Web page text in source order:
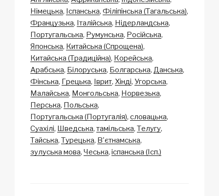
y
Li
n
k
e
b
o
o
k
s
A
p
p
p
c
h
at
e
Німецька Іспанська Філіпінська (Тагальська)
Французька Італійська Нідерландська
Португальська Румунська Російська
Японська Китайська (Спрощена)
Китайська (Традиційна) Корейська
Арабська Білоруська Болгарська Данська
Фінська Грецька Іврит Хінді Угорська
Малайська Монгольська Норвезька
Перська Польська
Португальська (Португалія) словацька
Суахілі Шведська тамільська Телугу
Тайська Турецька В'єтнамська
зулуська мова Чеська іспанська (Ісп.)